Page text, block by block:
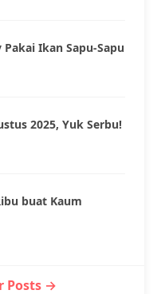
Ikan Sapu-Sapu
2025, Yuk Serbu!
buat Kaum
Posts →